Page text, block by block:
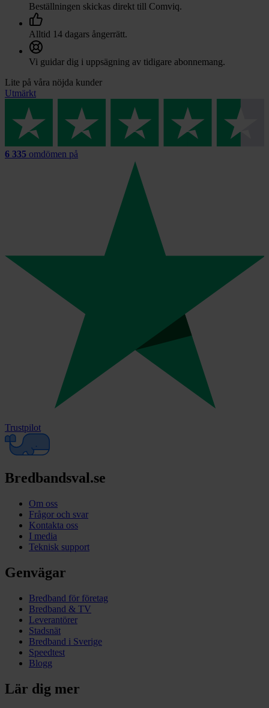
Beställningen skickas direkt till Comviq.
Alltid 14 dagars ångerrätt.
Vi guidar dig i uppsägning av tidigare abonnemang.
Lite på våra nöjda kunder
Utmärkt
6 335 omdömen på
Trustpilot
Bredbandsval.se
Om oss
Frågor och svar
Kontakta oss
I media
Teknisk support
Genvägar
Bredband för företag
Bredband & TV
Leverantörer
Stadsnät
Bredband i Sverige
Speedtest
Blogg
Lär dig mer